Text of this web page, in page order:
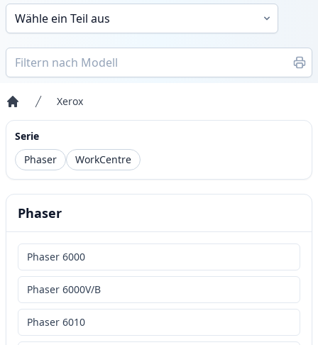
Startseite
Xerox
Serie
Phaser
WorkCentre
Phaser
Phaser 6000
Phaser 6000V/B
Phaser 6010